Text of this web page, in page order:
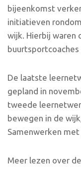
bijeenkomst
initiatieven
wijk. Hierbij waren
buurtsportcoaches
De laatste
gepland in
tweede
bewegen in de
Samenwerken
Meer lezen over